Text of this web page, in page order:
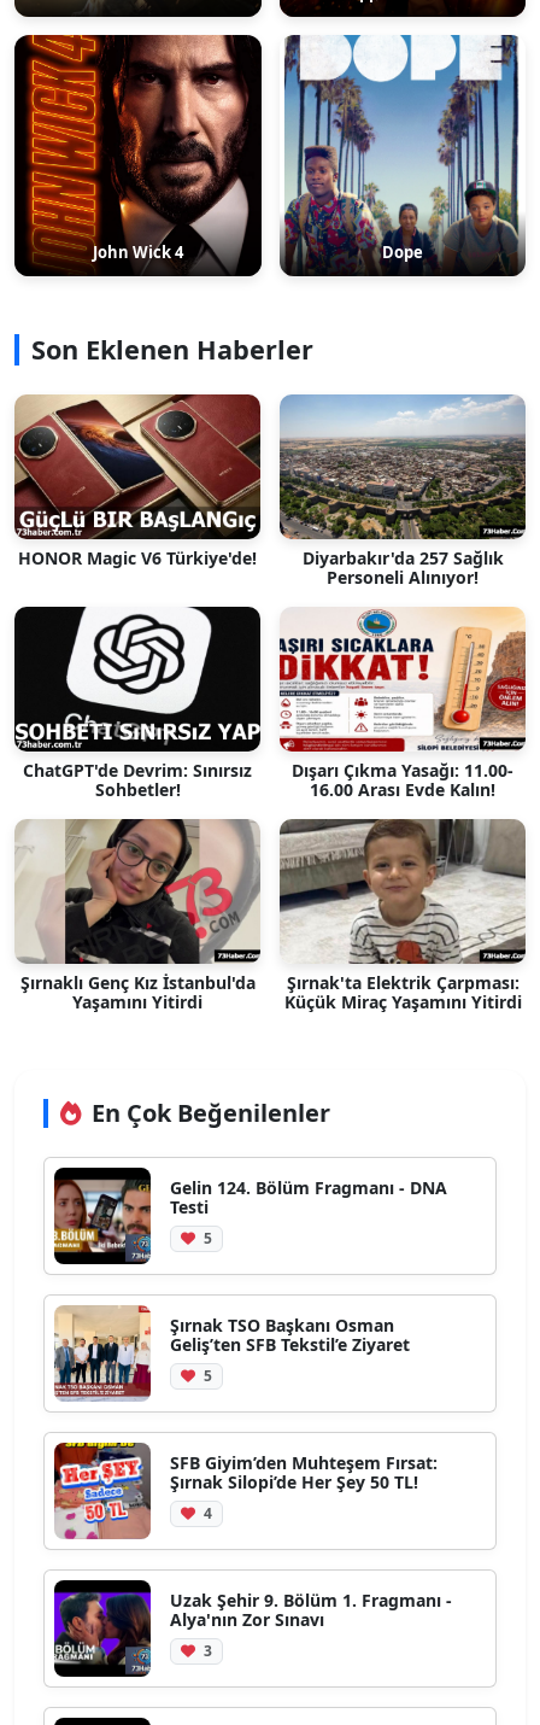
John Wick 4 Dope
Son Eklenen Haberler
HONOR Magic V6 Türkiye'de!
Diyarbakır'da 257 Sağlık
Personeli Alınıyor!
ChatGPT'de Devrim: Sınırsız
Sohbetler!
Dışarı Çıkma Yasağı: 11.00-
16.00 Arası Evde Kalın!
Şırnaklı Genç Kız İstanbul'da
Yaşamını Yitirdi
Şırnak'ta Elektrik Çarpması:
Küçük Miraç Yaşamını Yitirdi
En Çok Beğenilenler
Gelin 124. Bölüm Fragmanı - DNA
Testi
5
Şırnak TSO Başkanı Osman
Geliş’ten SFB Tekstil’e Ziyaret
5
SFB Giyim’den Muhteşem Fırsat:
Şırnak Silopi’de Her Şey 50 TL!
4
Uzak Şehir 9. Bölüm 1. Fragmanı -
Alya'nın Zor Sınavı
3